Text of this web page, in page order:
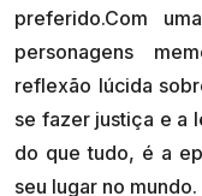
preferido.Com
personagens
reflexão lúcida
se fazer justiça e a
do que tudo, é a